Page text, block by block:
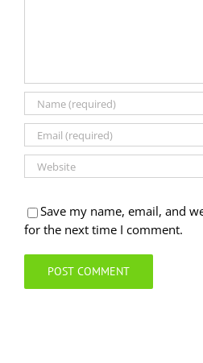
Save my name, email, and
for the next time I comment.